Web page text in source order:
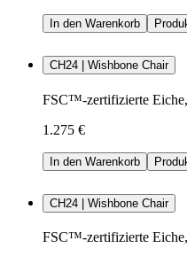
In den Warenkorb
CH24 | Wishbone Chair
FSC™-zertifizierte
1.275 €
In den Warenkorb
CH24 | Wishbone Chair
FSC™-zertifizierte